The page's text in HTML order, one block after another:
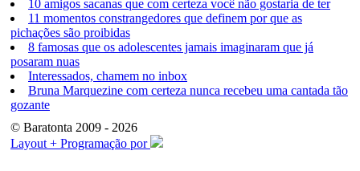
10 amigos sacanas que com certeza você não gostaria de ter
11 momentos constrangedores que definem por que as
pichações são proibidas
8 famosas que os adolescentes jamais imaginaram que já
posaram nuas
Interessados, chamem no inbox
Bruna Marquezine com certeza nunca recebeu uma cantada tão
gozante
© Baratonta 2009 - 2026
Layout + Programação por